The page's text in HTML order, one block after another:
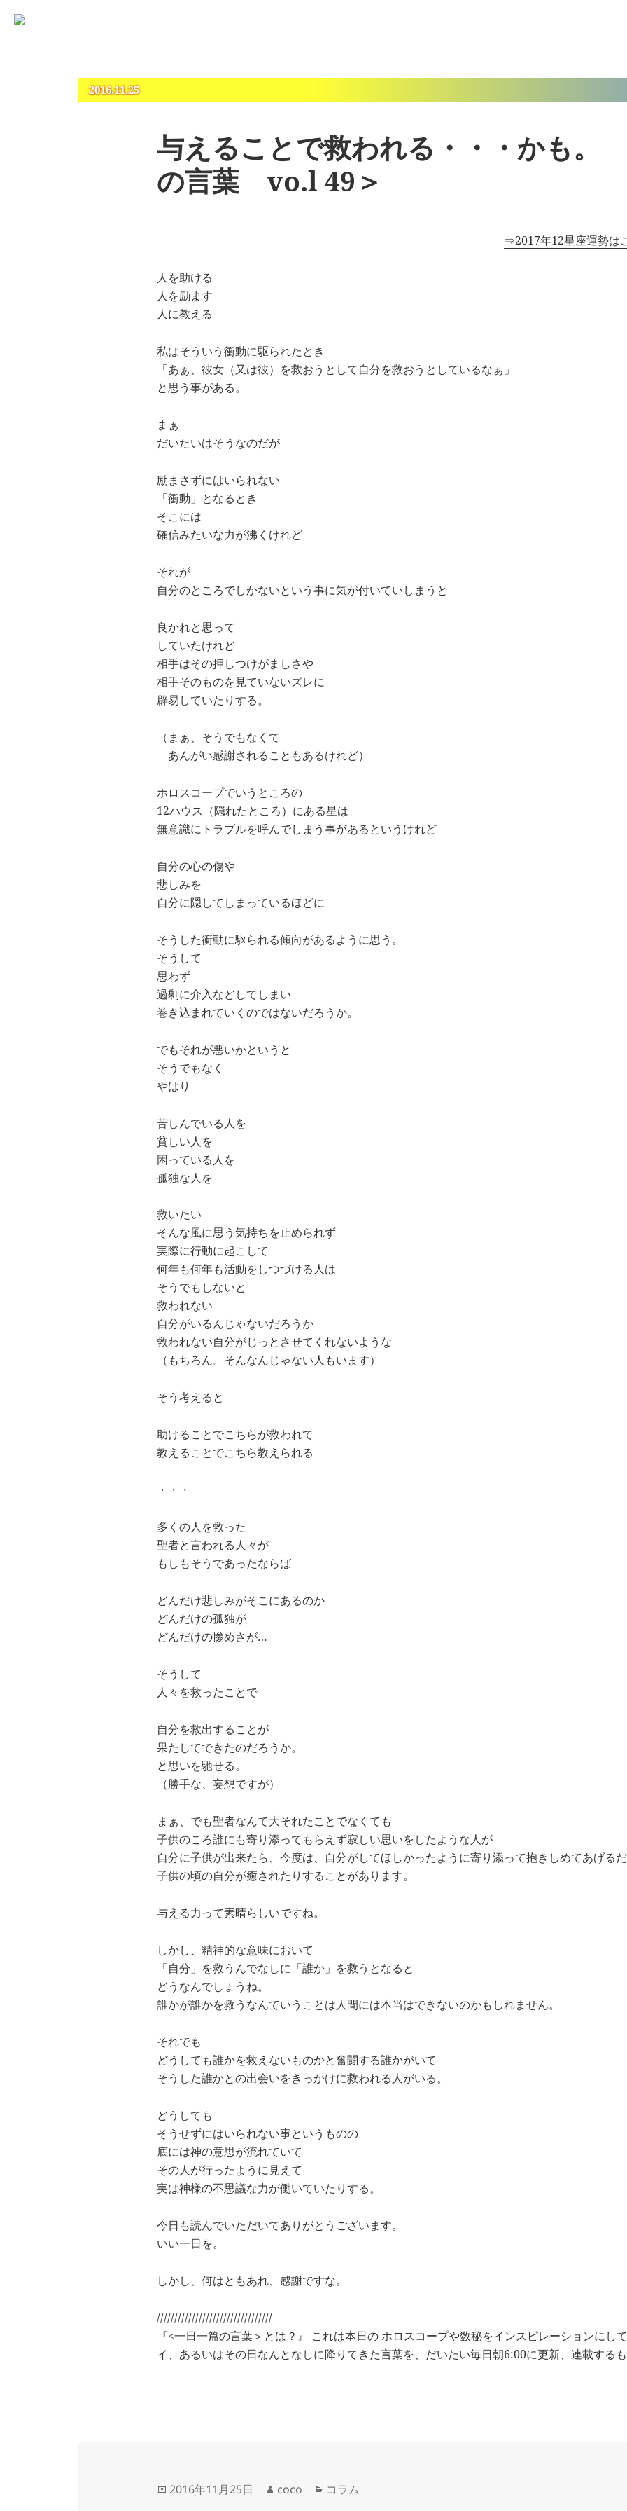
2016.11.25
与えることで救われる・・・かも。
の言葉 vo.l 49＞
⇒2017年12星座運勢は
人を助ける
人を励ます
人に教える
私はそういう衝動に駆られたとき
「あぁ、彼女（又は彼）を救おうとして自分を救おうとしているなぁ」
と思う事がある。
まぁ
だいたいはそうなのだが
励まさずにはいられない
「衝動」となるとき
そこには
確信みたいな力が沸くけれど
それが
自分のところでしかないという事に気が付いていしまうと
良かれと思って
していたけれど
相手はその押しつけがましさや
相手そのものを見ていないズレに
辟易していたりする。
（まぁ、そうでもなくて
あんがい感謝されることもあるけれど）
ホロスコープでいうところの
12ハウス（隠れたところ）にある星は
無意識にトラブルを呼んでしまう事があるというけれど
自分の心の傷や
悲しみを
自分に隠してしまっているほどに
そうした衝動に駆られる傾向があるように思う。
そうして
思わず
過剰に介入などしてしまい
巻き込まれていくのではないだろうか。
でもそれが悪いかというと
そうでもなく
やはり
苦しんでいる人を
貧しい人を
困っている人を
孤独な人を
救いたい
そんな風に思う気持ちを止められず
実際に行動に起こして
何年も何年も活動をしつづける人は
そうでもしないと
救われない
自分がいるんじゃないだろうか
救われない自分がじっとさせてくれないような
（もちろん。そんなんじゃない人もいます）
そう考えると
助けることでこちらが救われて
教えることでこちら教えられる
・・・
多くの人を救った
聖者と言われる人々が
もしもそうであったならば
どんだけ悲しみがそこにあるのか
どんだけの孤独が
どんだけの惨めさが…
そうして
人々を救ったことで
自分を救出することが
果たしてできたのだろうか。
と思いを馳せる。
（勝手な、妄想ですが）
まぁ、でも聖者なんて大それたことでなくても
子供のころ誰にも寄り添ってもらえず寂しい思いをしたような人が
自分に子供が出来たら、今度は、自分がしてほしかったように寄り添って抱きしめてあげる
子供の頃の自分が癒されたりすることがあります。
与える力って素晴らしいですね。
しかし、精神的な意味において
「自分」を救うんでなしに「誰か」を救うとなると
どうなんでしょうね。
誰かが誰かを救うなんていうことは人間には本当はできないのかもしれません。
それでも
どうしても誰かを救えないものかと奮闘する誰かがいて
そうした誰かとの出会いをきっかけに救われる人がいる。
どうしても
そうせずにはいられない事というものの
底には神の意思が流れていて
その人が行ったように見えて
実は神様の不思議な力が働いていたりする。
今日も読んでいただいてありがとうございます。
いい一日を。
しかし、何はともあれ、感謝ですな。
/////////////////////////////////
『<一日一篇の言葉＞とは？』 これは本日の ホロスコープや数秘をインスピレーションにし
イ、あるいはその日なんとなしに降りてきた言葉を、だいたい毎日朝6:00に更新、連載する
投
2016年11月25日
作
coco
カ
コラム